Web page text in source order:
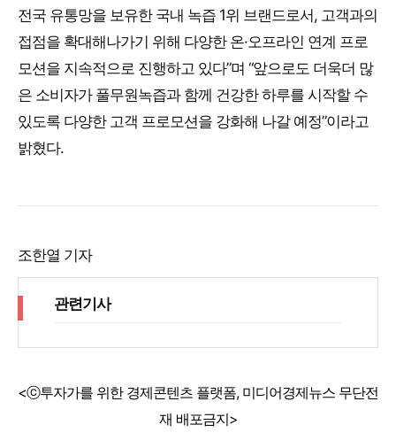
전국 유통망을 보유한 국내 녹즙 1위 브랜드로서, 고객과의
접점을 확대해나가기 위해 다양한 온·오프라인 연계 프로
모션을 지속적으로 진행하고 있다”며 “앞으로도 더욱더 많
은 소비자가 풀무원녹즙과 함께 건강한 하루를 시작할 수
있도록 다양한 고객 프로모션을 강화해 나갈 예정”이라고
밝혔다.
조한열 기자
관련기사
<ⓒ투자가를 위한 경제콘텐츠 플랫폼, 미디어경제뉴스 무단전
재 배포금지>